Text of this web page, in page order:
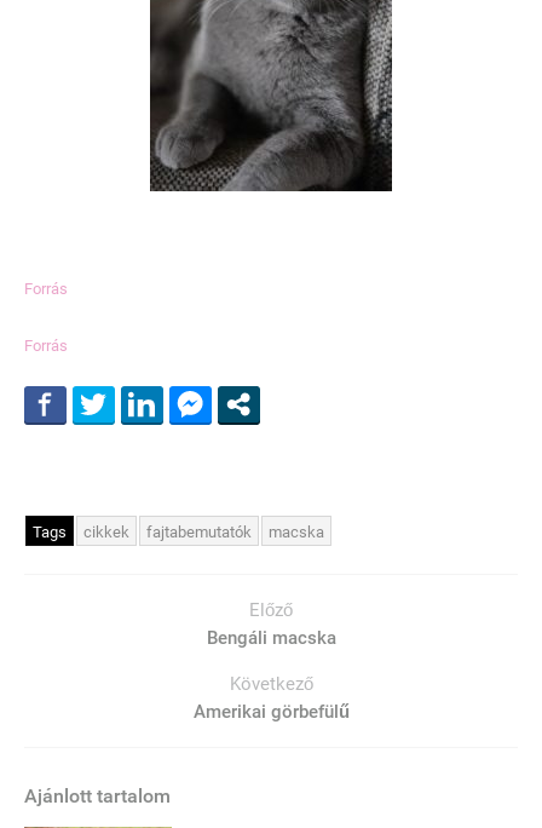
Forrás
Forrás
Tags cikkek fajtabemutatók macska
Előző
Bengáli macska
Következő
Amerikai görbefülű
Ajánlott tartalom